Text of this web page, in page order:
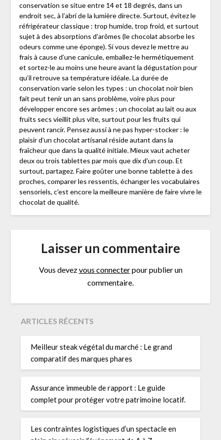
conservation se situe entre 14 et 18 degrés, dans un
endroit sec, à l’abri de la lumière directe. Surtout, évitez le
réfrigérateur classique : trop humide, trop froid, et surtout
sujet à des absorptions d’arômes (le chocolat absorbe les
odeurs comme une éponge). Si vous devez le mettre au
frais à cause d’une canicule, emballez-le hermétiquement
et sortez-le au moins une heure avant la dégustation pour
qu’il retrouve sa température idéale. La durée de
conservation varie selon les types : un chocolat noir bien
fait peut tenir un an sans problème, voire plus pour
développer encore ses arômes ; un chocolat au lait ou aux
fruits secs vieillit plus vite, surtout pour les fruits qui
peuvent rancir. Pensez aussi à ne pas hyper-stocker : le
plaisir d’un chocolat artisanal réside autant dans la
fraîcheur que dans la qualité initiale. Mieux vaut acheter
deux ou trois tablettes par mois que dix d’un coup. Et
surtout, partagez. Faire goûter une bonne tablette à des
proches, comparer les ressentis, échanger les vocabulaires
sensoriels, c’est encore la meilleure manière de faire vivre le
chocolat de qualité.
Laisser un commentaire
Vous devezvous connecterpour publier un
commentaire.
ARTICLES RÉCENTS
Meilleur steak végétal du marché : Le grand
comparatif des marques phares
Assurance immeuble de rapport : Le guide
complet pour protéger votre patrimoine locatif.
Les contraintes logistiques d’un spectacle en